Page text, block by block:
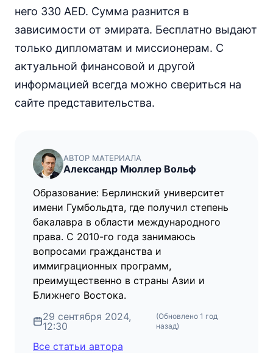
него 330 AED. Сумма разнится в
зависимости от эмирата. Бесплатно выдают
только дипломатам и миссионерам. С
актуальной финансовой и другой
информацией всегда можно свериться на
сайте представительства.
АВТОР МАТЕРИАЛА
Александр Мюллер Вольф
Образование: Берлинский университет
имени Гумбольдта, где получил степень
бакалавра в области международного
права. С 2010-го года занимаюсь
вопросами гражданства и
иммиграционных программ,
преимущественно в страны Азии и
Ближнего Востока.
29 сентября 2024,
12:30
(Обновлено 1 год
назад)
Все статьи автора